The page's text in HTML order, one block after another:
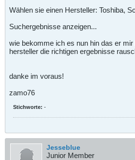
Wählen sie einen Hersteller: Toshiba,
Suchergebnisse anzeigen...
wie bekomme ich es nun hin das er
hersteller die richtigen ergebnisse
danke im voraus!
zamo76
Stichworte: -
Jesseblue
Junior Member